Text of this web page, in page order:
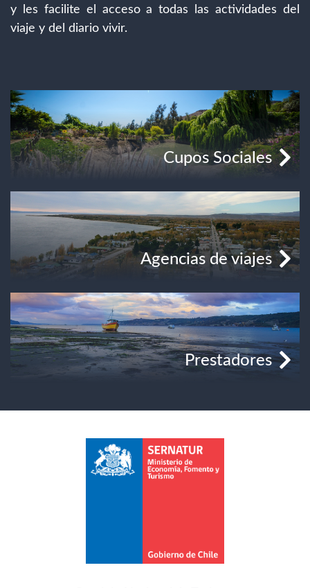
y les facilite el acceso a todas las actividades del
viaje y del diario vivir.
Cupos Sociales
Agencias de viajes
Prestadores